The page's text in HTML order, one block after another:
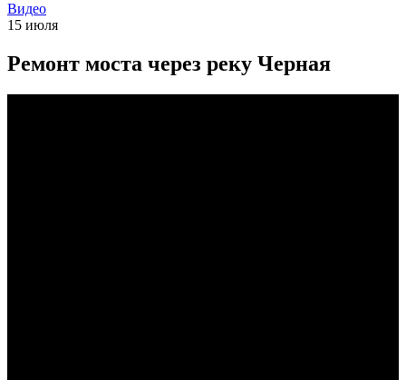
Видео
15 июля
Ремонт моста через реку Черная